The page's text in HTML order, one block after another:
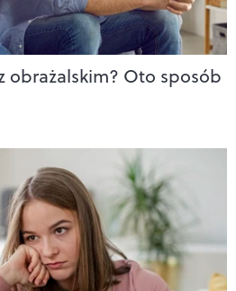
obrażalskim? Oto sposób